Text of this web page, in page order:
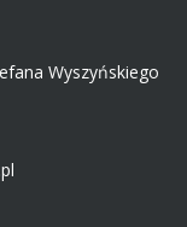
Wyszyńskiego